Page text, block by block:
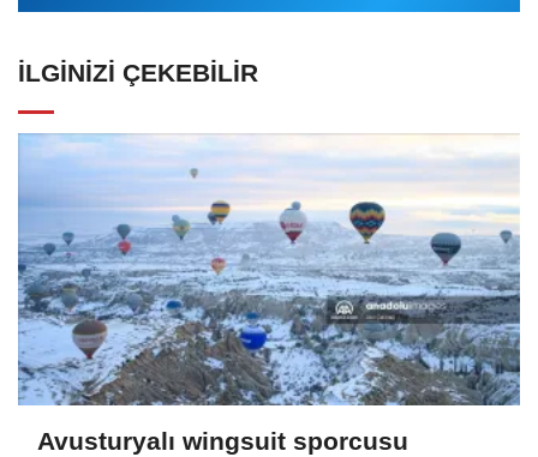
İLGINIZI ÇEKEBILIR
Avusturyalı wingsuit sporcusu